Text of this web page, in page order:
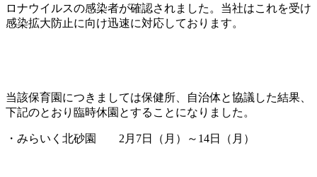
ロナウイルスの感染者が確認されました。当社はこれを受け
感染拡大防止に向け迅速に対応しております。
当該保育園につきましては保健所、自治体と協議した結果、
下記のとおり臨時休園とすることになりました。
・みらいく北砂園 2月7日（月）～14日（月）